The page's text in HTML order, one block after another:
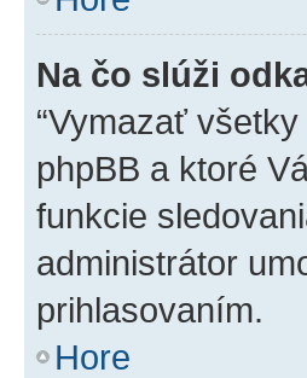
Na čo slúži
“Vymazať
phpBB a ktoré
funkcie
administrátor
prihlasovaním.
Hore